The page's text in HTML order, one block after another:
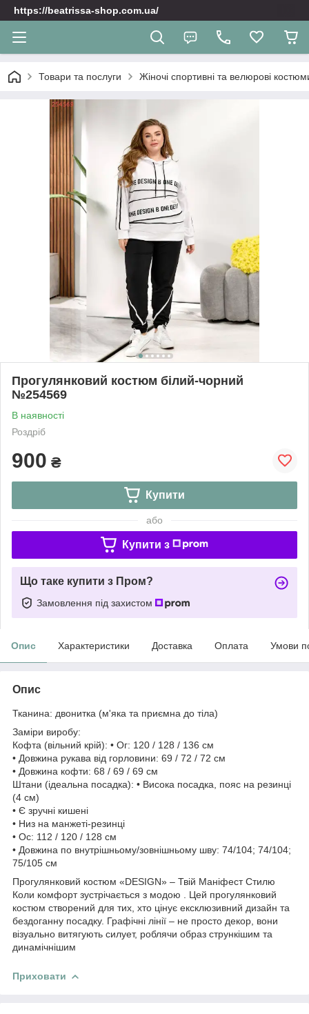
https://beatrissa-shop.com.ua/
Товари та послуги Жіночі спортивні та велюрoві
Прогулянковий костюм білий-чорний
№254569
В наявності
Роздріб
900 ₴
Купити
або
Купити з
Що таке купити з Пром?
Замовлення під захистом
Опис Характеристики Доставка Оплата Умови
Опис
Тканина: двонитка (м'яка та приємна до тіла)
Заміри виробу:
Кофта (вільний крій): • Ог: 120 / 128 / 136 см
• Довжина рукава від горловини: 69 / 72 / 72 см
• Довжина кофти: 68 / 69 / 69 см
Штани (ідеальна посадка): • Висока посадка, пояс на резинці
(4 см)
• Є зручні кишені
• Низ на манжеті-резинці
• Ос: 112 / 120 / 128 см
• Довжина по внутрішньому/зовнішньому шву: 74/104; 74/104;
75/105 см
Прогулянковий костюм «DESIGN» – Твій Маніфест Стилю
Коли комфорт зустрічається з модою . Цей прогулянковий
костюм створений для тих, хто цінує ексклюзивний дизайн та
бездоганну посадку. Графічні лінії – не просто декор, вони
візуально витягують силует, роблячи образ стрункішим та
динамічнішим
Приховати